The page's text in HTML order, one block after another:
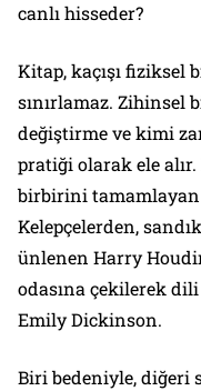
canlı hisseder?
Kitap, kaçışı fiziksel
sınırlamaz. Zihinsel
değiştirme ve kimi
pratiği olarak ele
birbirini
Kelepçelerden,
ünlenen Harry
odasına çekilerek
Emily Dickinson.
Biri bedeniyle, diğeri